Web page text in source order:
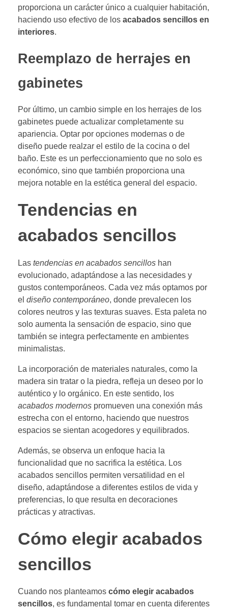
proporciona un carácter único a cualquier habitación,
haciendo uso efectivo de los acabados sencillos en
interiores.
Reemplazo de herrajes en
gabinetes
Por último, un cambio simple en los herrajes de los
gabinetes puede actualizar completamente su
apariencia. Optar por opciones modernas o de
diseño puede realzar el estilo de la cocina o del
baño. Este es un perfeccionamiento que no solo es
económico, sino que también proporciona una
mejora notable en la estética general del espacio.
Tendencias en
acabados sencillos
Las tendencias en acabados sencillos han
evolucionado, adaptándose a las necesidades y
gustos contemporáneos. Cada vez más optamos por
el diseño contemporáneo, donde prevalecen los
colores neutros y las texturas suaves. Esta paleta no
solo aumenta la sensación de espacio, sino que
también se integra perfectamente en ambientes
minimalistas.
La incorporación de materiales naturales, como la
madera sin tratar o la piedra, refleja un deseo por lo
auténtico y lo orgánico. En este sentido, los
acabados modernos promueven una conexión más
estrecha con el entorno, haciendo que nuestros
espacios se sientan acogedores y equilibrados.
Además, se observa un enfoque hacia la
funcionalidad que no sacrifica la estética. Los
acabados sencillos permiten versatilidad en el
diseño, adaptándose a diferentes estilos de vida y
preferencias, lo que resulta en decoraciones
prácticas y atractivas.
Cómo elegir acabados
sencillos
Cuando nos planteamos cómo elegir acabados
sencillos, es fundamental tomar en cuenta diferentes